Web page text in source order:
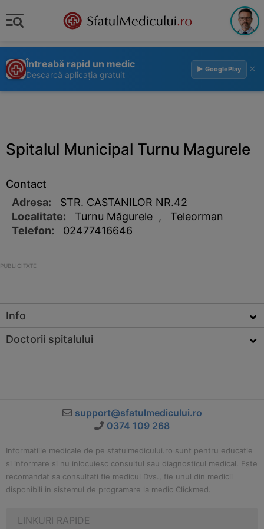
Întreabă rapid un medic
Descarcă aplicația gratuit
▶ GooglePlay ×
Spitalul Municipal Turnu Magurele
Contact
Adresa:
STR. CASTANILOR NR.42
Localitate:
Turnu Măgurele ,
Teleorman
Telefon:
02477416646
Info
Doctorii spitalului
support@sfatulmedicului.ro
0374 109 268
Informatiile medicale de pe sfatulmedicului.ro sunt pentru educatie
si informare si nu inlocuiesc consultul sau diagnosticul medical. Este
recomandat sa consultati fie medicul Dvs., fie unul din medicii
disponibili in sistemul de programare la medic Clickmed.
LINKURI RAPIDE